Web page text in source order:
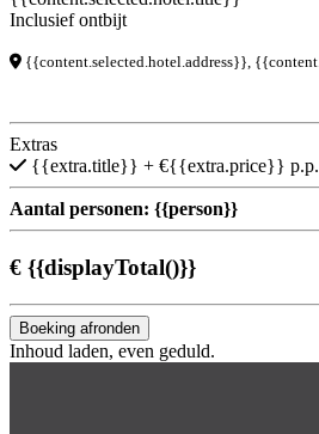
Inclusief ontbijt
{{content.selected.hotel.address}},
Extras
{{extra.title}} + €{{extra.price}} p.p.
Aantal personen: {{person}}
€ {{displayTotal()}}
Boeking afronden
Inhoud laden, even geduld.